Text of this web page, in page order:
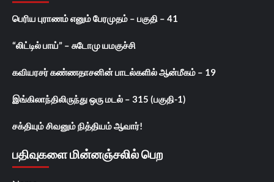
பெரிய புராணம் எனும் பேரமுதம் – பகுதி – 41
“லிட்டில் பாய்” – சுடோமு யமகுச்சி
கவியரசர் கண்ணதாசனின் பாடல்களில் ஆன்மீகம் – 19
இங்கிலாந்திலிருந்து ஒரு மடல் – 315 (பகுதி-1)
சக்தியும் சிவனும் நித்தியம் ஆவார்!
பதிவுகளை மின்னஞ்சலில் பெற